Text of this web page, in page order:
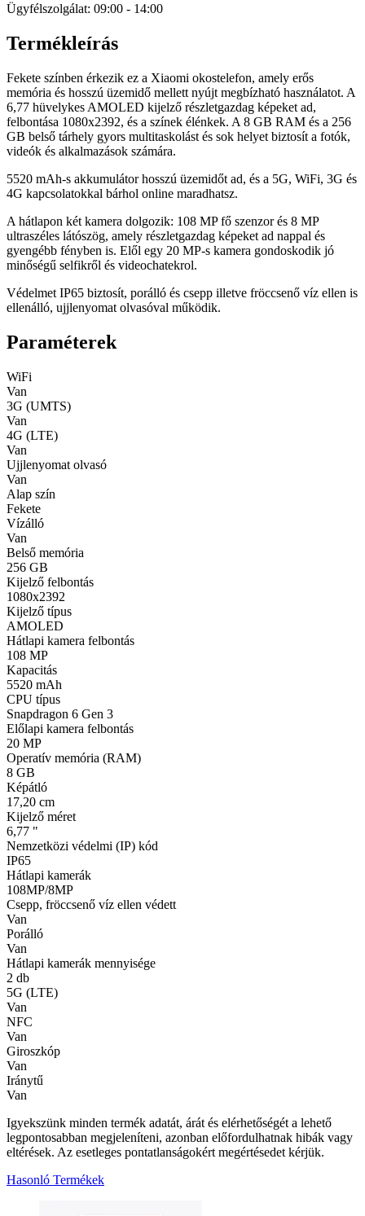
Ügyfélszolgálat: 09:00 - 14:00
Termékleírás
Fekete színben érkezik ez a Xiaomi okostelefon, amely erős
memória és hosszú üzemidő mellett nyújt megbízható használatot. A
6,77 hüvelykes AMOLED kijelző részletgazdag képeket ad,
felbontása 1080x2392, és a színek élénkek. A 8 GB RAM és a 256
GB belső tárhely gyors multitaskolást és sok helyet biztosít a fotók,
videók és alkalmazások számára.
5520 mAh-s akkumulátor hosszú üzemidőt ad, és a 5G, WiFi, 3G és
4G kapcsolatokkal bárhol online maradhatsz.
A hátlapon két kamera dolgozik: 108 MP fő szenzor és 8 MP
ultraszéles látószög, amely részletgazdag képeket ad nappal és
gyengébb fényben is. Elől egy 20 MP-s kamera gondoskodik jó
minőségű selfikről és videochatekrol.
Védelmet IP65 biztosít, porálló és csepp illetve fröccsenő víz ellen is
ellenálló, ujjlenyomat olvasóval működik.
Paraméterek
WiFi
Van
3G (UMTS)
Van
4G (LTE)
Van
Ujjlenyomat olvasó
Van
Alap szín
Fekete
Vízálló
Van
Belső memória
256 GB
Kijelző felbontás
1080x2392
Kijelző típus
AMOLED
Hátlapi kamera felbontás
108 MP
Kapacitás
5520 mAh
CPU típus
Snapdragon 6 Gen 3
Előlapi kamera felbontás
20 MP
Operatív memória (RAM)
8 GB
Képátló
17,20 cm
Kijelző méret
6,77 "
Nemzetközi védelmi (IP) kód
IP65
Hátlapi kamerák
108MP/8MP
Csepp, fröccsenő víz ellen védett
Van
Porálló
Van
Hátlapi kamerák mennyisége
2 db
5G (LTE)
Van
NFC
Van
Giroszkóp
Van
Iránytű
Van
Igyekszünk minden termék adatát, árát és elérhetőségét a lehető
legpontosabban megjeleníteni, azonban előfordulhatnak hibák vagy
eltérések. Az esetleges pontatlanságokért megértésedet kérjük.
Hasonló Termékek